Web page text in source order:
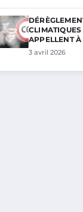
CLIMATIQUES
APPELLENT
3 avril 2026